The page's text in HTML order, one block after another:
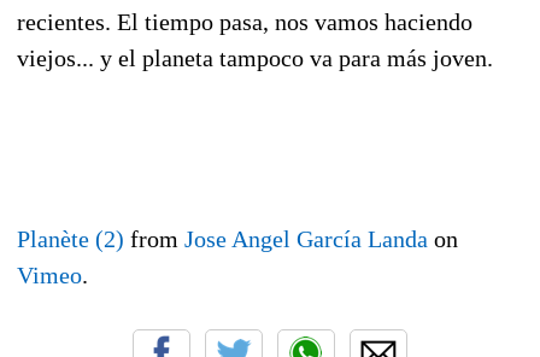
recientes. El tiempo pasa, nos vamos haciendo
viejos... y el planeta tampoco va para más joven.
Planète (2) from Jose Angel García Landa on
Vimeo.